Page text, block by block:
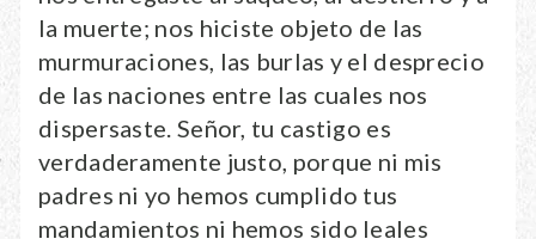
la muerte; nos hiciste objeto de las
murmuraciones, las burlas y el desprecio
de las naciones entre las cuales nos
dispersaste. Señor, tu castigo es
verdaderamente justo, porque ni mis
padres ni yo hemos cumplido tus
mandamientos ni hemos sido leales